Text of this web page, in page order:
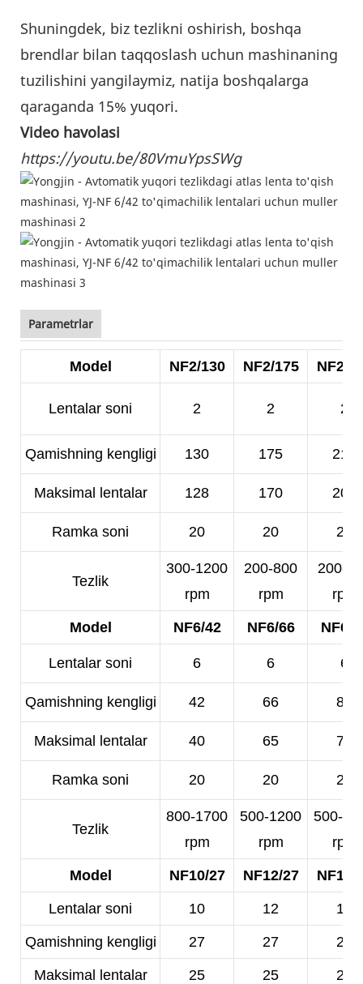
Shuningdek, biz tezlikni oshirish, boshqa
brendlar bilan taqqoslash uchun mashinaning
tuzilishini yangilaymiz, natija boshqalarga
qaraganda 15% yuqori.
Video havolasi
https://youtu.be/80VmuYpsSWg
Parametrlar
Model NF2/130 NF2/175 NF2/
Lentalar soni 2 2 2
Qamishning kengligi 130 175 210
Maksimal lentalar 128 170 200
Ramka soni 20 20 20
Tezlik
300-1200
rpm
200-800
rpm
200-
rpm
Model NF6/42 NF6/66 NF6/
Lentalar soni 6 6 6
Qamishning kengligi 42 66 80
Maksimal lentalar 40 65 78
Ramka soni 20 20 20
Tezlik
800-1700
rpm
500-1200
rpm
500-
rpm
Model NF10/27 NF12/27 NF14/
Lentalar soni 10 12 14
Qamishning kengligi 27 27 25
Maksimal lentalar 25 25 23